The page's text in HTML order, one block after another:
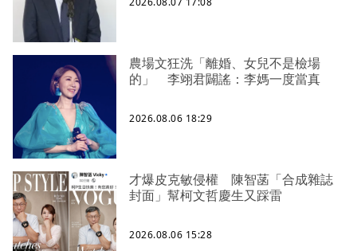
農場文狂洗「離婚、女兒不是檢場
的」 李翊君闢謠：李媽一度當真
2026.08.06 18:29
才爆皮克敏侵權 陳智菡「合成雜誌
封面」幫柯文哲慶生又踩雷
2026.08.06 15:28